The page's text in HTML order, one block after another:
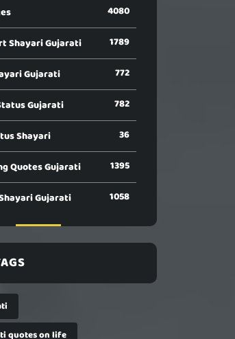
4080
Shayari Gujarati 1789
Gujarati 772
Gujarati 782
Shayari 36
Quotes Gujarati 1395
Gujarati 1058
quotes on life